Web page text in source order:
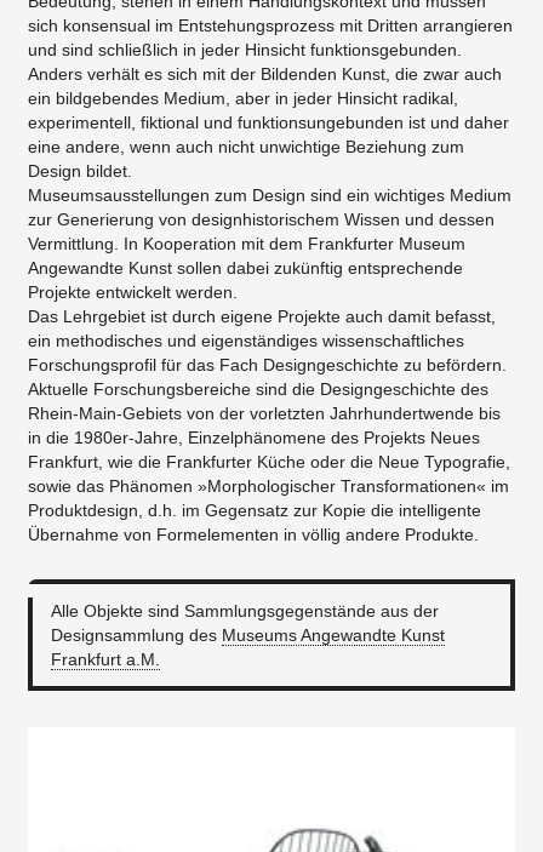
sich konsensual im Entstehungsprozess mit Dritten arrangieren
und sind schließlich in jeder Hinsicht funktionsgebunden.
Anders verhält es sich mit der Bildenden Kunst, die zwar auch
ein bildgebendes Medium, aber in jeder Hinsicht radikal,
experimentell, fiktional und funktionsungebunden ist und daher
eine andere, wenn auch nicht unwichtige Beziehung zum
Design bildet.
Museumsausstellungen zum Design sind ein wichtiges Medium
zur Generierung von designhistorischem Wissen und dessen
Vermittlung. In Kooperation mit dem Frankfurter Museum
Angewandte Kunst sollen dabei zukünftig entsprechende
Projekte entwickelt werden.
Das Lehrgebiet ist durch eigene Projekte auch damit befasst,
ein methodisches und eigenständiges wissenschaftliches
Forschungsprofil für das Fach Designgeschichte zu befördern.
Aktuelle Forschungsbereiche sind die Designgeschichte des
Rhein-Main-Gebiets von der vorletzten Jahrhundertwende bis
in die 1980er-Jahre, Einzelphänomene des Projekts Neues
Frankfurt, wie die Frankfurter Küche oder die Neue Typografie,
sowie das Phänomen »Morphologischer Transformationen« im
Produktdesign, d.h. im Gegensatz zur Kopie die intelligente
Übernahme von Formelementen in völlig andere Produkte.
Alle Objekte sind Sammlungsgegenstände aus der
Designsammlung des Museums Angewandte Kunst
Frankfurt a.M.